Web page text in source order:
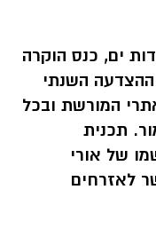
בשדות ים, כנס הוקרה
השנתי
המורשת ובכל
תכנית
של אורי
לאזרחים